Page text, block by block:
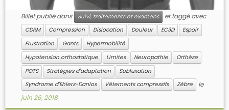
Billet publié dans Suivi, traitements et examens et taggé avec
CDRM Compression Dislocation Douleur EC3D
Espoir
Frustration
Gants
Hypermobilité
Hypotension orthostatique
Limites Neuropathie
Orthèse
POTS
Stratégies d'adaptation
Subluxation
Syndrome d'Ehlers-Danlos
Vêtements compressifs Zèbre
le
juin 26, 2018